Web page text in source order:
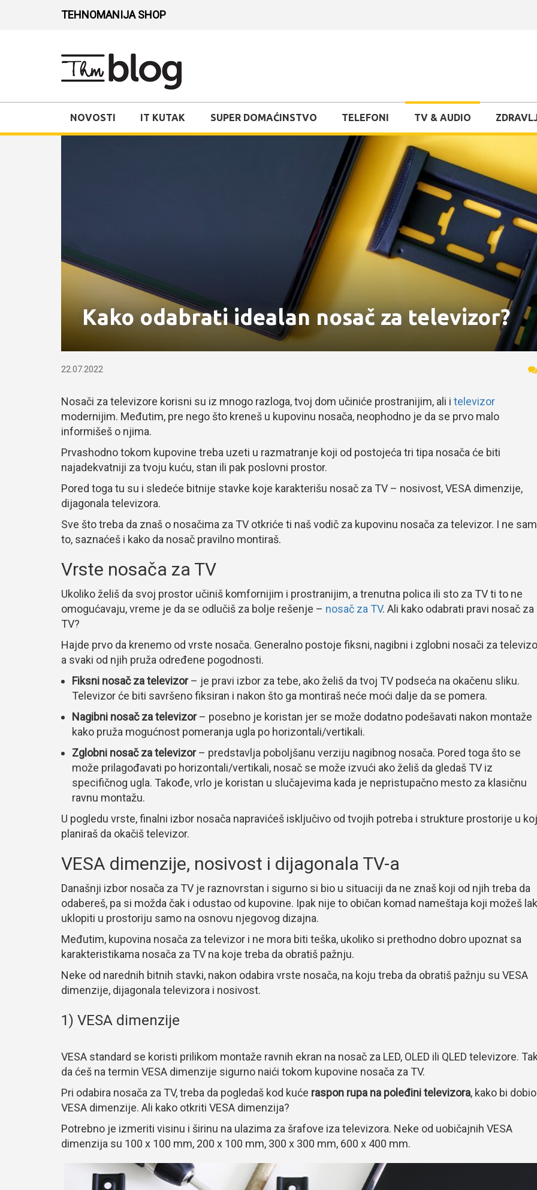
TEHNOMANIJA SHOP
NOVOSTI IT KUTAK SUPER DOMAĆINSTVO TELEFONI TV & AUDIO
Kako odabrati idealan nosač za televizor?
22.07.2022
Nosači za televizore korisni su iz mnogo razloga, tvoj dom učiniće prostranijim, ali i televizor
modernijim. Međutim, pre nego što kreneš u kupovinu nosača, neophodno je da se prvo malo
informišeš o njima.
Prvashodno tokom kupovine treba uzeti u razmatranje koji od postojeća tri tipa nosača će biti
najadekvatniji za tvoju kuću, stan ili pak poslovni prostor.
Pored toga tu su i sledeće bitnije stavke koje karakterišu nosač za TV – nosivost, VESA dimenzije,
dijagonala televizora.
Sve što treba da znaš o nosačima za TV otkriće ti naš vodič za kupovinu nosača za televizor. I ne
to, saznaćeš i kako da nosač pravilno montiraš.
Vrste nosača za TV
Ukoliko želiš da svoj prostor učiniš komfornijim i prostranijim, a trenutna polica ili sto za TV ti to ne
omogućavaju, vreme je da se odlučiš za bolje rešenje – nosač za TV. Ali kako odabrati pravi nosač za
TV?
Hajde prvo da krenemo od vrste nosača. Generalno postoje fiksni, nagibni i zglobni nosači za
a svaki od njih pruža određene pogodnosti.
Fiksni nosač za televizor– je pravi izbor za tebe, ako želiš da tvoj TV podseća na okačenu sliku.
Televizor će biti savršeno fiksiran i nakon što ga montiraš neće moći dalje da se pomera.
Nagibni nosač za televizor– posebno je koristan jer se može dodatno podešavati nakon montaže
kako pruža mogućnost pomeranja ugla po horizontali/vertikali.
Zglobni nosač za televizor– predstavlja poboljšanu verziju nagibnog nosača. Pored toga što se
može prilagođavati po horizontali/vertikali, nosač se može izvući ako želiš da gledaš TV iz
specifičnog ugla. Takođe, vrlo je koristan u slučajevima kada je nepristupačno mesto za klasičnu
ravnu montažu.
U pogledu vrste, finalni izbor nosača napravićeš isključivo od tvojih potreba i strukture prostorije u
planiraš da okačiš televizor.
VESA dimenzije, nosivost i dijagonala TV-a
Današnji izbor nosača za TV je raznovrstan i sigurno si bio u situaciji da ne znaš koji od njih treba da
odabereš, pa si možda čak i odustao od kupovine. Ipak nije to običan komad nameštaja koji možeš
uklopiti u prostoriju samo na osnovu njegovog dizajna.
Međutim, kupovina nosača za televizor i ne mora biti teška, ukoliko si prethodno dobro upoznat sa
karakteristikama nosača za TV na koje treba da obratiš pažnju.
Neke od narednih bitnih stavki, nakon odabira vrste nosača, na koju treba da obratiš pažnju su VESA
dimenzije, dijagonala televizora i nosivost.
1) VESA dimenzije
VESA standard se koristi prilikom montaže ravnih ekran na nosač za LED, OLED ili QLED televizore.
da ćeš na termin VESA dimenzije sigurno naići tokom kupovine nosača za TV.
Pri odabira nosača za TV, treba da pogledaš kod kuće raspon rupa na poleđini televizora, kako bi dobio
VESA dimenzije. Ali kako otkriti VESA dimenzija?
Potrebno je izmeriti visinu i širinu na ulazima za šrafove iza televizora. Neke od uobičajnih VESA
dimenzija su 100 x 100 mm, 200 x 100 mm, 300 x 300 mm, 600 x 400 mm.